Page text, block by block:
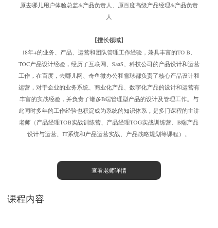
原去哪儿用户体验总监&产品负责人、原百度高级产品经理&产品负责
人
【擅长领域】
18年+的业务、产品、运营和团队管理⼯作经验，兼具丰富的TO B、
TOC产品设计经验，经历了互联网、SaaS、科技公司的产品设计和运营
工作，在百度，去哪儿网、奇鱼微办公和雪球都负责了核心产品设计和
运营，对于企业的业务系统、商业化产品、数字化产品的设计和运营有
丰富的实战经验，并负责了诸多B端管理型产品的设计及管理工作。与
此同时多年的工作经验也积淀成为系统的知识体系，是多门课程的主讲
老师（产品经理TOB实战训练营、产品经理TOG实战训练营、B端产品
设计与运营、IT系统和产品运营实战、产品战略规划等课程）。
查看老师详情
课程内容